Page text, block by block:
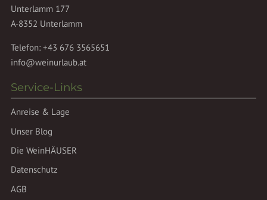
Unterlamm 177
A-8352 Unterlamm
Telefon:+43 676 3565651
info@weinurlaub.at
Service-Links
Anreise & Lage
Unser Blog
Die WeinHÄUSER
Datenschutz
AGB